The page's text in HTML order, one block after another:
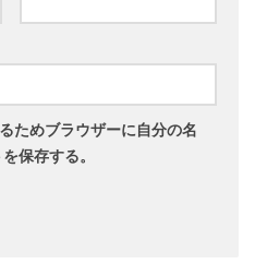
ためブラウザーに自分の名
保存する。